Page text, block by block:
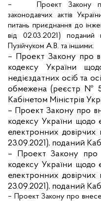
–
Проект Закону
законодавчих актів
питань приєднання до
від 02.03.2021) поданий
Пузійчуком А.В. та іншими;
– Проект Закону про
кодексу України
недієздатних осіб та
обмежена (реєстр №
Кабінетом Міністрів
– Проект Закону про
кодексу України щодо
електронних довірчих
23.09.2021), поданий
–
Проект Закону
кодексу України щодо
електронних
23.09.2021), поданий
– Проект Закону про